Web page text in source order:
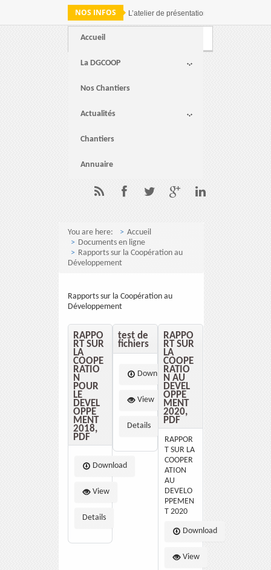
NOS INFOS L’atelier de présentation des résultats de
Accueil
La DGCOOP
Nos Chantiers
Actualités
Chantiers
Annuaire
You are here:
Accueil
Documents en ligne
Rapports sur la Coopération au
Développement
Rapports sur la Coopération au
Développement
RAPPO
RT SUR
LA
COOPE
RATIO
N
POUR
LE
DEVEL
OPPE
MENT
2018,
PDF
Download
View
Details
test de
fichiers
Download
View
Details
RAPPO
RT SUR
LA
COOPE
RATIO
N AU
DEVEL
OPPE
MENT
2020,
PDF
RAPPOR
T SUR LA
COOPER
ATION
AU
DEVELO
PPEMEN
T 2020
Download
View